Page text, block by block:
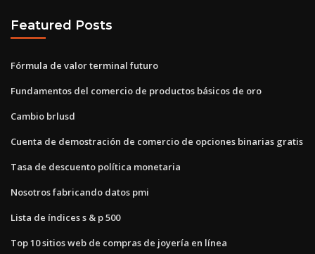
Featured Posts
Fórmula de valor terminal futuro
Fundamentos del comercio de productos básicos de oro
Cambio brlusd
Cuenta de demostración de comercio de opciones binarias gratis
Tasa de descuento política monetaria
Nosotros fabricando datos pmi
Lista de índices s & p 500
Top 10 sitios web de compras de joyería en línea